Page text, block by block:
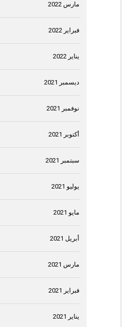
مارس 2022
فبراير 2022
يناير 2022
ديسمبر 2021
نوفمبر 2021
أكتوبر 2021
سبتمبر 2021
يوليو 2021
مايو 2021
أبريل 2021
مارس 2021
فبراير 2021
يناير 2021